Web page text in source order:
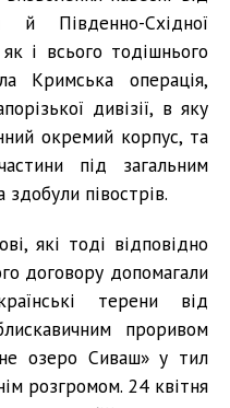
й Південно-Східної
і всього тодішнього
Кримська операція,
дивізії, в яку
окремий корпус, та
під загальним
півострів.
які тоді відповідно
договору допомагали
терени від
проривом
озеро Сиваш» у тил
розгромом. 24 квітня